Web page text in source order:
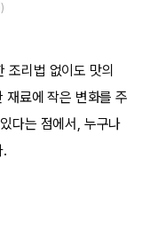
조리법 없이도 맛의
재료에 작은 변화를 주
다는 점에서, 누구나
.